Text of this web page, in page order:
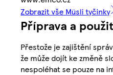
Zobrazit vše Müsli tyčinky
Příprava a
Přestože je zajištění
že může dojít ke změně
nespoléhat se pouze na